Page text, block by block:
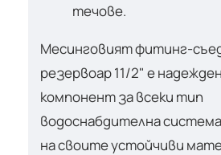
течове.
Месинговият фитинг-
резервоар 11/2" е
компонент за всеки тип
водоснабдителна
на своите устойчиви